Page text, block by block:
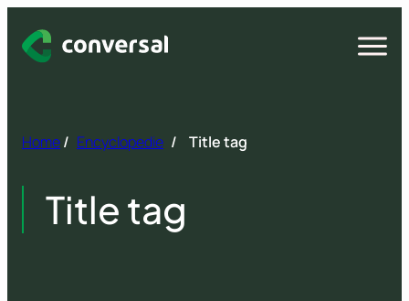
naar
Open
Home/ Encyclopedie / Title tag
Title tag